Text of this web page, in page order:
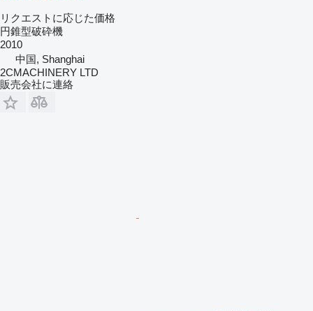
リクエストに応じた価格
円錐型破砕機
2010
中国, Shanghai
2CMACHINERY LTD
販売会社に連絡